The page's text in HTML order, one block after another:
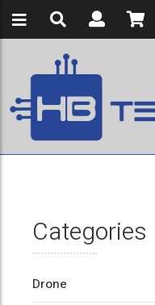
Categories
Drone